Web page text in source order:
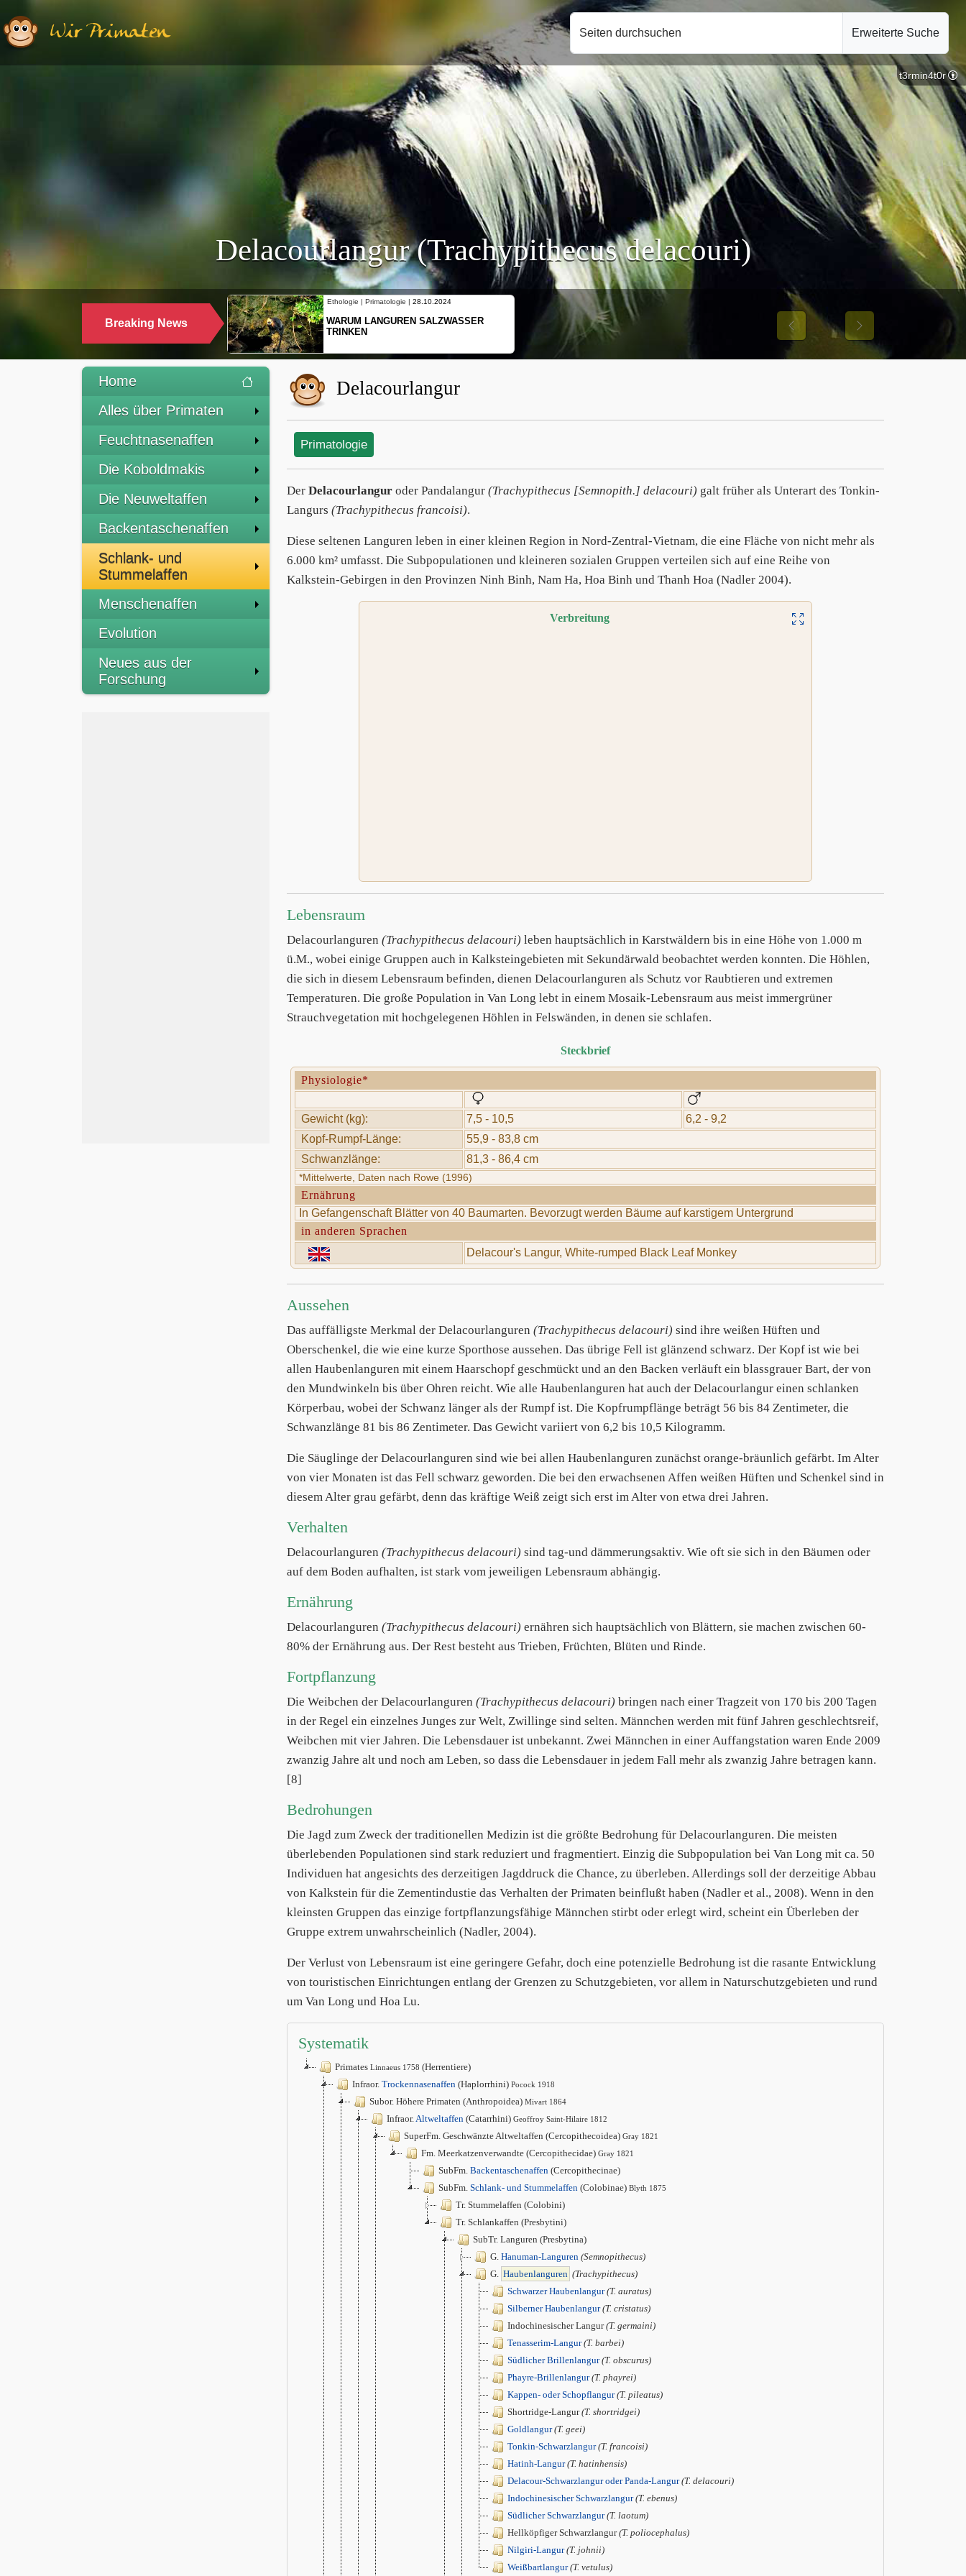
Wir Primaten Seiten durchsuchen Erweiterte Suche
Delacourlangur (Trachypithecus delacouri)
Breaking News
Ethologie | Primatologie | 10.10.2024
NEUES VON WEIBLICHEN
SCHOPFGIBBONS UND IHRER
WARUM LANGUREN SALZWASSER
Previous Next
t3rmin4t0r
Home
Alles über Primaten
Feuchtnasenaffen
Die Koboldmakis
Die Neuweltaffen
Backentaschenaffen
Schlank- und
Stummelaffen
Menschenaffen
Evolution
Neues aus der
Forschung
Delacourlangur
Primatologie
Der Delacourlangur oder Pandalangur (Trachypithecus [Semnopith.] delacouri) galt früher als Unterart des Tonkin-
Langurs (Trachypithecus francoisi).
Diese seltenen Languren leben in einer kleinen Region in Nord-Zentral-Vietnam, die eine Fläche von nicht mehr als
6.000 km² umfasst. Die Subpopulationen und kleineren sozialen Gruppen verteilen sich auf eine Reihe von
Kalkstein-Gebirgen in den Provinzen Ninh Binh, Nam Ha, Hoa Binh und Thanh Hoa (Nadler 2004).
Verbreitung
Lebensraum
Delacourlanguren (Trachypithecus delacouri) leben hauptsächlich in Karstwäldern bis in eine Höhe von 1.000 m
ü.M., wobei einige Gruppen auch in Kalksteingebieten mit Sekundärwald beobachtet werden konnten. Die Höhlen,
die sich in diesem Lebensraum befinden, dienen Delacourlanguren als Schutz vor Raubtieren und extremen
Temperaturen. Die große Population in Van Long lebt in einem Mosaik-Lebensraum aus meist immergrüner
Strauchvegetation mit hochgelegenen Höhlen in Felswänden, in denen sie schlafen.
Steckbrief
Physiologie*
Gewicht (kg): 7,5 - 10,5
6,2 - 9,2
Kopf-Rumpf-Länge:
55,9 - 83,8 cm
Schwanzlänge:
81,3 - 86,4 cm
*Mittelwerte, Daten nach Rowe (1996)
Ernährung
In Gefangenschaft Blätter von 40 Baumarten. Bevorzugt werden Bäume auf karstigem Untergrund
in anderen Sprachen
Delacour's Langur, White-rumped Black Leaf Monkey
Aussehen
Das auffälligste Merkmal der Delacourlanguren (Trachypithecus delacouri) sind ihre weißen Hüften und
Oberschenkel, die wie eine kurze Sporthose aussehen. Das übrige Fell ist glänzend schwarz. Der Kopf ist wie bei
allen Haubenlanguren mit einem Haarschopf geschmückt und an den Backen verläuft ein blassgrauer Bart, der von
den Mundwinkeln bis über Ohren reicht. Wie alle Haubenlanguren hat auch der Delacourlangur einen schlanken
Körperbau, wobei der Schwanz länger als der Rumpf ist. Die Kopfrumpflänge beträgt 56 bis 84 Zentimeter, die
Schwanzlänge 81 bis 86 Zentimeter. Das Gewicht variiert von 6,2 bis 10,5 Kilogramm.
Die Säuglinge der Delacourlanguren sind wie bei allen Haubenlanguren zunächst orange-bräunlich gefärbt. Im Alter
von vier Monaten ist das Fell schwarz geworden. Die bei den erwachsenen Affen weißen Hüften und Schenkel sind in
diesem Alter grau gefärbt, denn das kräftige Weiß zeigt sich erst im Alter von etwa drei Jahren.
Verhalten
Delacourlanguren (Trachypithecus delacouri) sind tag-und dämmerungsaktiv. Wie oft sie sich in den Bäumen oder
auf dem Boden aufhalten, ist stark vom jeweiligen Lebensraum abhängig.
Ernährung
Delacourlanguren (Trachypithecus delacouri) ernähren sich hauptsächlich von Blättern, sie machen zwischen 60-
80% der Ernährung aus. Der Rest besteht aus Trieben, Früchten, Blüten und Rinde.
Fortpflanzung
Die Weibchen der Delacourlanguren (Trachypithecus delacouri) bringen nach einer Tragzeit von 170 bis 200 Tagen
in der Regel ein einzelnes Junges zur Welt, Zwillinge sind selten. Männchen werden mit fünf Jahren geschlechtsreif,
Weibchen mit vier Jahren. Die Lebensdauer ist unbekannt. Zwei Männchen in einer Auffangstation waren Ende 2009
zwanzig Jahre alt und noch am Leben, so dass die Lebensdauer in jedem Fall mehr als zwanzig Jahre betragen kann.
[8]
Bedrohungen
Die Jagd zum Zweck der traditionellen Medizin ist die größte Bedrohung für Delacourlanguren. Die meisten
überlebenden Populationen sind stark reduziert und fragmentiert. Einzig die Subpopulation bei Van Long mit ca. 50
Individuen hat angesichts des derzeitigen Jagddruck die Chance, zu überleben. Allerdings soll der derzeitige Abbau
von Kalkstein für die Zementindustie das Verhalten der Primaten beinflußt haben (Nadler et al., 2008). Wenn in den
kleinsten Gruppen das einzige fortpflanzungsfähige Männchen stirbt oder erlegt wird, scheint ein Überleben der
Gruppe extrem unwahrscheinlich (Nadler, 2004).
Der Verlust von Lebensraum ist eine geringere Gefahr, doch eine potenzielle Bedrohung ist die rasante Entwicklung
von touristischen Einrichtungen entlang der Grenzen zu Schutzgebieten, vor allem in Naturschutzgebieten und rund
um Van Long und Hoa Lu.
Systematik
Primates Linnaeus 1758 (Herrentiere)
Infraor. Trockennasenaffen (Haplorrhini) Pocock 1918
Subor. Höhere Primaten (Anthropoidea) Mivart 1864
Infraor.Altweltaffen (Catarrhini) Geoffroy Saint-Hilaire 1812
SuperFm. Geschwänzte Altweltaffen (Cercopithecoidea) Gray 1821
Fm. Meerkatzenverwandte (Cercopithecidae) Gray 1821
SubFm. Backentaschenaffen (Cercopithecinae)
SubFm. Schlank- und Stummelaffen (Colobinae) Blyth 1875
Tr. Stummelaffen (Colobini)
Tr. Schlankaffen (Presbytini)
SubTr. Languren (Presbytina)
G. Hanuman-Languren (Semnopithecus)
G. Haubenlanguren (Trachypithecus)
Schwarzer Haubenlangur (T. auratus)
Silberner Haubenlangur (T. cristatus)
Indochinesischer Langur(T. germaini)
Tenasserim-Langur (T. barbei)
Südlicher Brillenlangur (T. obscurus)
Phayre-Brillenlangur (T. phayrei)
Kappen- oder Schopflangur (T. pileatus)
Shortridge-Langur(T. shortridgei)
Goldlangur (T. geei)
Tonkin-Schwarzlangur (T. francoisi)
Hatinh-Langur (T. hatinhensis)
Delacour-Schwarzlangur oder Panda-Langur (T. delacouri)
Indochinesischer Schwarzlangur (T. ebenus)
Südlicher Schwarzlangur (T. laotum)
Hellköpfiger Schwarzlangur(T. poliocephalus)
Nilgiri-Langur (T. johnii)
Weißbartlangur (T. vetulus)